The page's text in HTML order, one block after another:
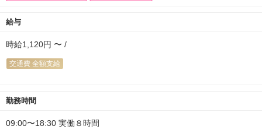
給与
時給1,120円 〜 /
交通費 全額支給
勤務時間
09:00〜18:30 実働８時間